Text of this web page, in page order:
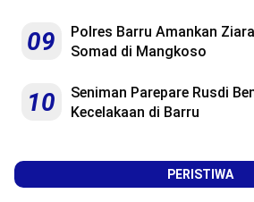
09
Polres Barru Amankan
Somad di Mangkoso
10
Seniman Parepare Rusdi
Kecelakaan di Barru
PERISTIWA